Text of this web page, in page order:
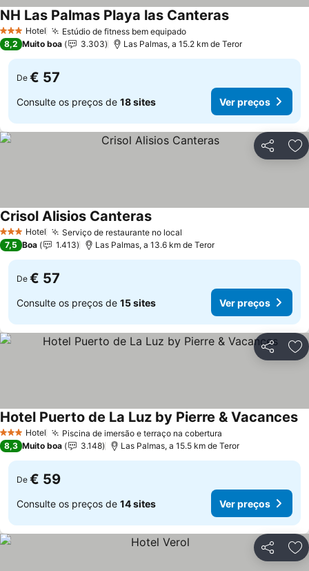
3 EstrelasHotel Estúdio de fitness bem equipado
NH Las Palmas Playa las Canteras
8,2 Muito boa 3.303 Las Palmas, a 15.2 km de Teror
De € 57
Consulte os preços de 18 sites Ver preços
Partilhar
3 EstrelasHotel Serviço de restaurante no local
Crisol Alisios Canteras
7,5 Boa 1.413 Las Palmas, a 13.6 km de Teror
De € 57
Consulte os preços de 15 sites Ver preços
Partilhar
3 EstrelasHotel Piscina de imersão e terraço na cobertura
Hotel Puerto de La Luz by Pierre & Vacances
8,3 Muito boa 3.148 Las Palmas, a 15.5 km de Teror
De € 59
Consulte os preços de 14 sites Ver preços
Partilhar